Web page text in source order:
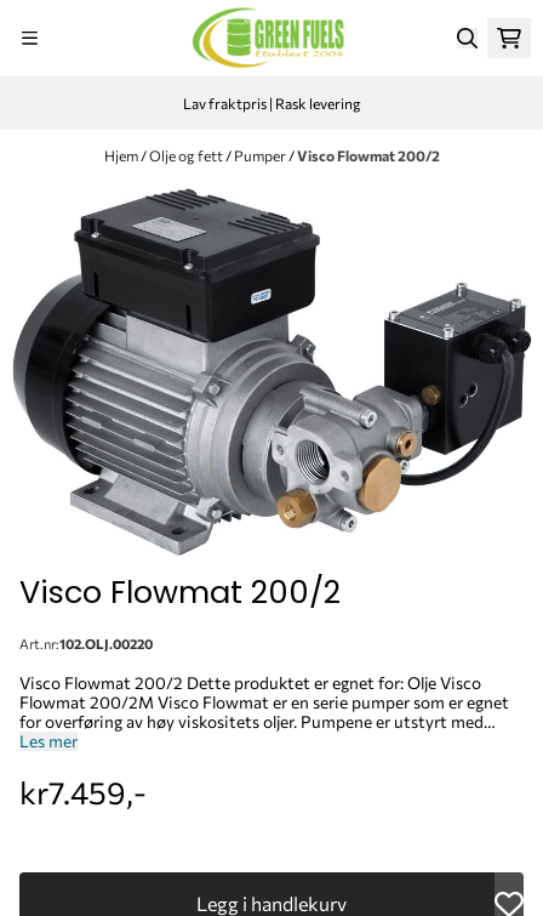
Lav fraktpris | Rask levering
Hjem /Olje og fett / Pumper /Visco Flowmat 200/2
Visco Flowmat 200/2
Art.nr:102.OLJ.00220
Visco Flowmat 200/2 Dette produktet er egnet for: Olje Visco
Flowmat 200/2M Visco Flowmat er en serie pumper som er egnet
for overføring av høy viskositets oljer. Pumpene er utstyrt med
elektronisk trykkbryter som slår pumpen automatisk av og på. Visco
til 2000 cSt. Visco Flowmat leverer opp til 25 bar trykk og inntil 14
L/min, den har et støynivå under 77 dB og leveres med motorer i
230V 50/60Hz Effekt: 800/950 Watt Strøm: 3,8/4,6 A RPM:
1450/1700 F0030200D
Les mer
kr7.459,-
Legg i handlekurv